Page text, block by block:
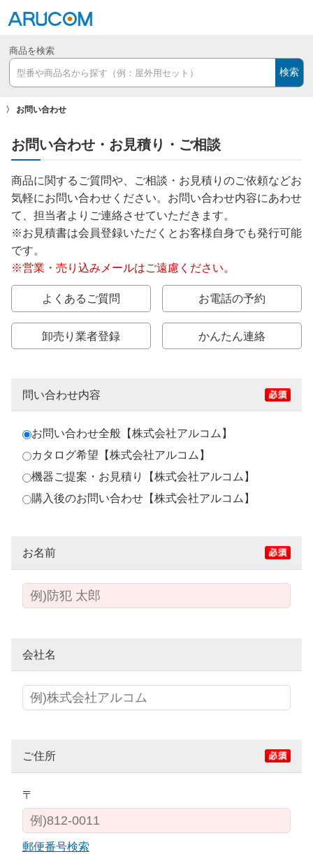
商品を検索
検索
お問い合わせ
お問い合わせ・お見積り・ご相談
商品に関するご質問や、ご相談・お見積りのご依頼などお
気軽にお問い合わせください。お問い合わせ内容にあわせ
て、担当者よりご連絡させていただきます。
※お見積書は会員登録いただくとお客様自身でも発行可能
です。
※営業・売り込みメールはご遠慮ください。
よくあるご質問 お電話の予約
卸売り業者登録 かんたん連絡
問い合わせ内容
お問い合わせ全般【株式会社アルコム】
カタログ希望【株式会社アルコム】
機器ご提案・お見積り【株式会社アルコム】
購入後のお問い合わせ【株式会社アルコム】
お名前
会社名
ご住所
〒
郵便番号検索